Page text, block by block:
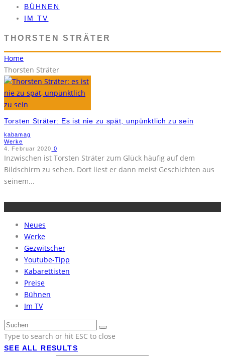
BÜHNEN
IM TV
THORSTEN STRÄTER
Home
Thorsten Sträter
Torsten Sträter: Es ist nie zu spät, unpünktlich zu sein
kabamag
Werke
4. Februar 2020 0
Inzwischen ist Torsten Sträter zum Glück häufig auf dem
Bildschirm zu sehen. Dort liest er dann meist Geschichten aus
seinem...
Neues
Werke
Gezwitscher
Youtube-Tipp
Kabarettisten
Preise
Bühnen
Im TV
Type to search or hit ESC to close
SEE ALL RESULTS